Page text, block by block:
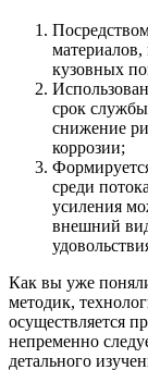
кузовных
срок
снижение
коррозии;
среди
усиления
внешний
Как вы уже
методик,
осуществляется
непременно
детального